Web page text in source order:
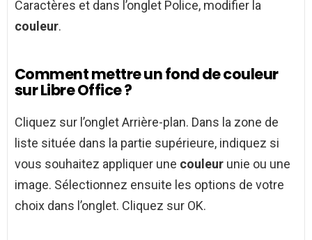
Caractères et dans l’onglet Police, modifier la
couleur.
Comment mettre un fond de couleur
sur Libre Office ?
Cliquez sur l’onglet Arrière-plan. Dans la zone de
liste située dans la partie supérieure, indiquez si
vous souhaitez appliquer une couleur unie ou une
image. Sélectionnez ensuite les options de votre
choix dans l’onglet. Cliquez sur OK.